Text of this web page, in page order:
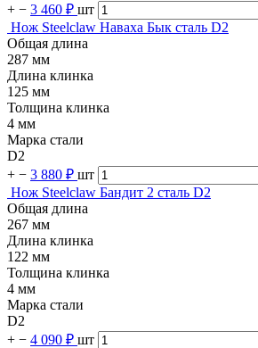
+ − 3 460 ₽ шт
Нож Steelclaw Наваха Бык сталь D2
Общая длина
287 мм
Длина клинка
125 мм
Толщина клинка
4 мм
Марка стали
D2
+ − 3 880 ₽ шт
Нож Steelclaw Бандит 2 сталь D2
Общая длина
267 мм
Длина клинка
122 мм
Толщина клинка
4 мм
Марка стали
D2
+ − 4 090 ₽ шт